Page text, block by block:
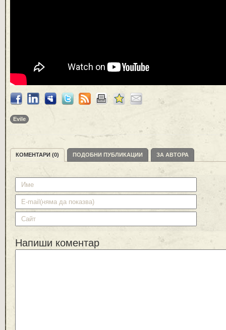
Evile
КОМЕНТАРИ (0) ПОДОБНИ ПУБЛИКАЦИИ ЗА АВТОРА
Напиши коментар